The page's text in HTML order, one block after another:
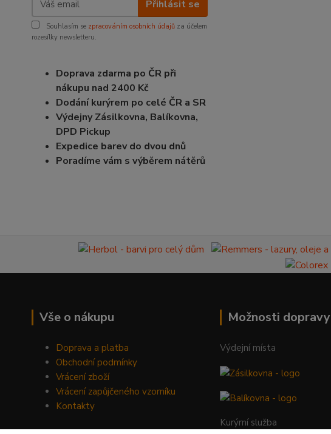
Přihlásit se
Souhlasím se zpracováním osobních údajů za účelem
rozesílky newsletteru.
Doprava zdarma po ČR při
nákupu nad 2400 Kč
Dodání kurýrem po celé ČR a SR
Výdejny Zásilkovna, Balíkovna,
DPD Pickup
Expedice barev do dvou dnů
Poradíme vám s výběrem nátěrů
Vše o nákupu
Doprava a platba
Obchodní podmínky
Vrácení zboží
Vrácení zapůjčeného vzorníku
Kontakty
Možnosti dopravy
Výdejní místa
Kurýrní služba